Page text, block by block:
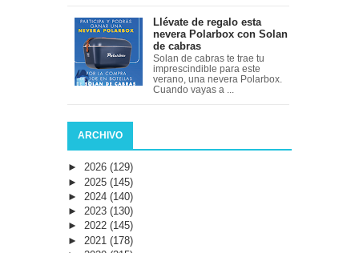
Llévate de regalo esta
nevera Polarbox con Solan
de cabras
Solan de cabras te trae tu
imprescindible para este
verano, una nevera Polarbox.
Cuando vayas a ...
ARCHIVO
► 2026 (129)
► 2025 (145)
► 2024 (140)
► 2023 (130)
► 2022 (145)
► 2021 (178)